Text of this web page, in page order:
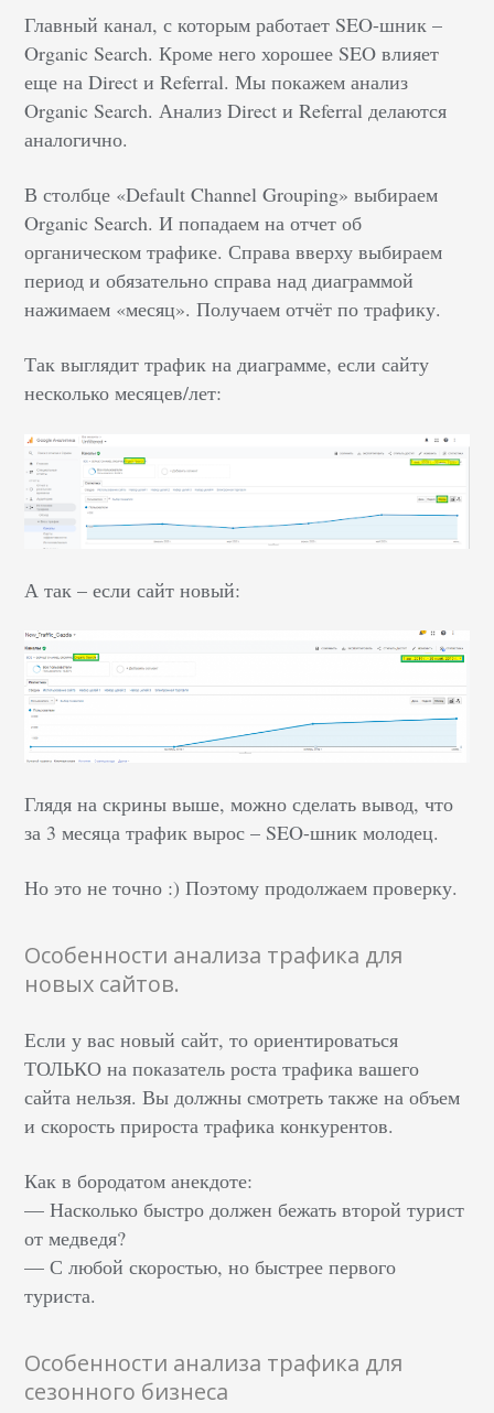
Главный канал, с которым работает SEO-шник –
Organic Search. Кроме него хорошее SEO влияет
еще на Direct и Referral. Мы покажем анализ
Organic Search. Анализ Direct и Referral делаются
аналогично.
В столбце «Default Channel Grouping» выбираем
Organic Search. И попадаем на отчет об
органическом трафике. Справа вверху выбираем
период и обязательно справа над диаграммой
нажимаем «месяц». Получаем отчёт по трафику.
Так выглядит трафик на диаграмме, если сайту
несколько месяцев/лет:
А так – если сайт новый:
Глядя на скрины выше, можно сделать вывод, что
за 3 месяца трафик вырос – SEO-шник молодец.
Но это не точно :) Поэтому продолжаем проверку.
Особенности анализа трафика для
новых сайтов.
Если у вас новый сайт, то ориентироваться
ТОЛЬКО на показатель роста трафика вашего
сайта нельзя. Вы должны смотреть также на объем
и скорость прироста трафика конкурентов.
Как в бородатом анекдоте:
— Насколько быстро должен бежать второй турист
от медведя?
— С любой скоростью, но быстрее первого
туриста.
Особенности анализа трафика для
сезонного бизнеса